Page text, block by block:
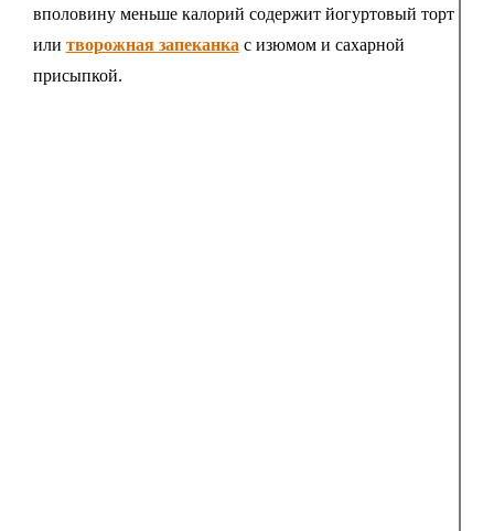
вполовину меньше калорий содержит йогуртовый торт
или творожная запеканка с изюмом и сахарной
присыпкой.